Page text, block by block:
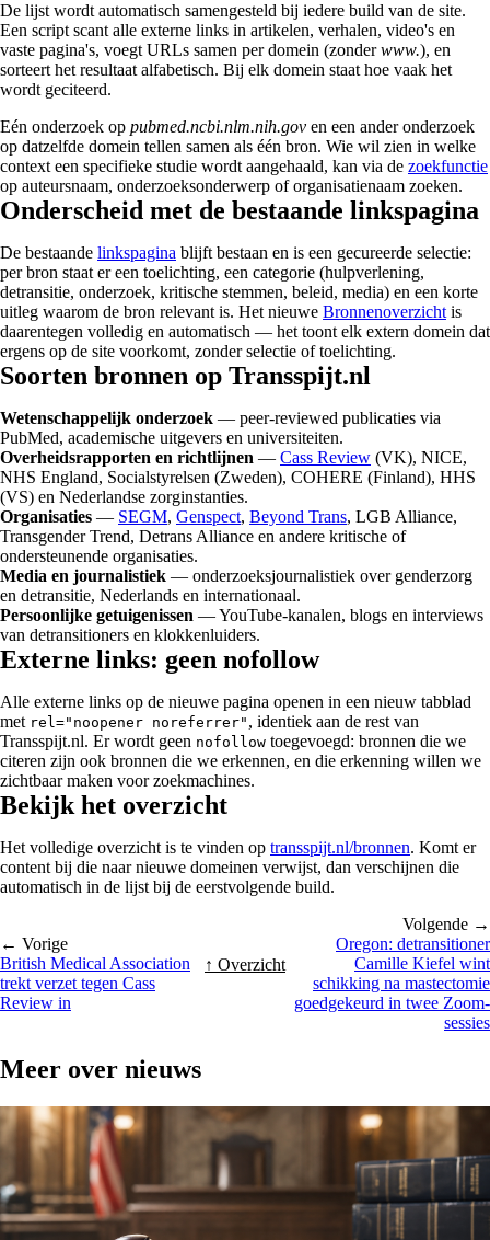
De lijst wordt automatisch samengesteld bij iedere build van de site.
Een script scant alle externe links in artikelen, verhalen, video's en
vaste pagina's, voegt URLs samen per domein (zonderwww.), en
sorteert het resultaat alfabetisch. Bij elk domein staat hoe vaak het
wordt geciteerd.
Eén onderzoek op pubmed.ncbi.nlm.nih.gov en een ander onderzoek
op datzelfde domein tellen samen als één bron. Wie wil zien in welke
context een specifieke studie wordt aangehaald, kan via de zoekfunctie
op auteursnaam, onderzoeksonderwerp of organisatienaam zoeken.
Onderscheid met de bestaande linkspagina
De bestaande linkspagina blijft bestaan en is een gecureerde selectie:
per bron staat er een toelichting, een categorie (hulpverlening,
detransitie, onderzoek, kritische stemmen, beleid, media) en een korte
uitleg waarom de bron relevant is. Het nieuwe Bronnenoverzicht is
daarentegen volledig en automatisch — het toont elk extern domein dat
ergens op de site voorkomt, zonder selectie of toelichting.
Soorten bronnen op Transspijt.nl
Wetenschappelijk onderzoek — peer-reviewed publicaties via
PubMed, academische uitgevers en universiteiten.
Overheidsrapporten en richtlijnen — Cass Review (VK), NICE,
NHS England, Socialstyrelsen (Zweden), COHERE (Finland), HHS
(VS) en Nederlandse zorginstanties.
Organisaties — SEGM, Genspect, Beyond Trans, LGB Alliance,
Transgender Trend, Detrans Alliance en andere kritische of
ondersteunende organisaties.
Media en journalistiek — onderzoeksjournalistiek over genderzorg
en detransitie, Nederlands en internationaal.
Persoonlijke getuigenissen — YouTube-kanalen, blogs en interviews
van detransitioners en klokkenluiders.
Externe links: geen nofollow
Alle externe links op de nieuwe pagina openen in een nieuw tabblad
met rel="noopener noreferrer" , identiek aan de rest van
Transspijt.nl. Er wordt geen nofollow toegevoegd: bronnen die we
citeren zijn ook bronnen die we erkennen, en die erkenning willen we
zichtbaar maken voor zoekmachines.
Bekijk het overzicht
Het volledige overzicht is te vinden op transspijt.nl/bronnen. Komt er
content bij die naar nieuwe domeinen verwijst, dan verschijnen die
automatisch in de lijst bij de eerstvolgende build.
← Vorige
British Medical Association
trekt verzet tegen Cass
Review in
↑ Overzicht
Volgende →
Oregon: detransitioner
Camille Kiefel wint
schikking na mastectomie
goedgekeurd in twee Zoom-
sessies
Meer over nieuws